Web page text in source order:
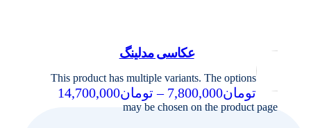
عکاسی مدلینگ
تومان7,800,000
– تومان14,700,000
This product has multiple variants. The options
may be chosen on the product page